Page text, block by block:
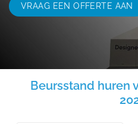
VRAAG EEN OFFERTE AAN
Beursstand huren